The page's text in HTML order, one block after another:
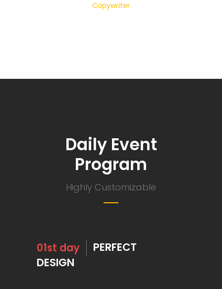
Copywriter
Daily Event
Program
Highly Customizable
01st day
PERFECT
DESIGN